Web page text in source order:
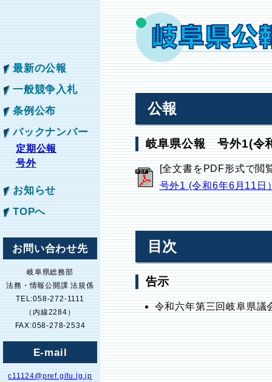
最新の公報
一般競争入札
条例公布
バックナンバー
定期公報
号外
お知らせ
TOPへ
お問い合わせ先
岐阜県総務部
法務・情報公開課 法規係
TEL:058-272-1111
（内線2284）
FAX:058-278-2534
E-mail
c11124@pref.gifu.lg.jp
公報
岐阜県公報 号外1(令
[全文書をPDF形式で閲
号外1 (令和6年6月11日
目次
告示
令和六年第三回岐阜県